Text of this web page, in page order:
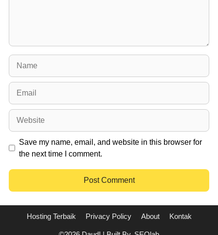
Name
Email
Website
Save my name, email, and website in this browser for
the next time I comment.
Hosting Terbaik Privacy Policy About Kontak